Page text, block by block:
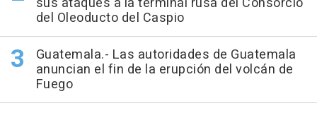
del Oleoducto del Caspio
Guatemala.- Las autoridades de Guatemala
anuncian el fin de la erupción del volcán de
Fuego